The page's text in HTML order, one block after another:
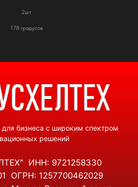
2шт
178 градусов
СИСТЕМЫ РЭБ
БПЛА
СКАНЕРЫ